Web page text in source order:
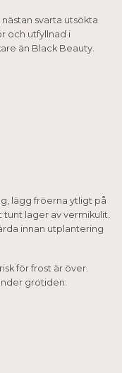
svarta utsökta
och utfyllnad i
än Black Beauty.
lägg fröerna ytligt på
lager av vermikulit.
innan utplantering
för frost är över.
grotiden.